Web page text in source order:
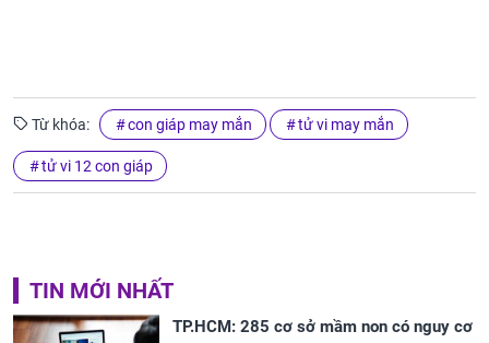
Từ khóa: con giáp may mắn tử vi may mắn
tử vi 12 con giáp
TIN MỚI NHẤT
TP.HCM: 285 cơ sở mầm non có nguy cơ